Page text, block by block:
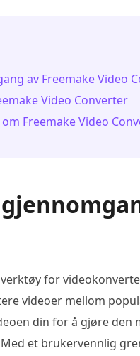
av Freemake Video
Video Converter
Freemake Video
for
videoer mellom
din for å gjøre
Med et brukervennlig